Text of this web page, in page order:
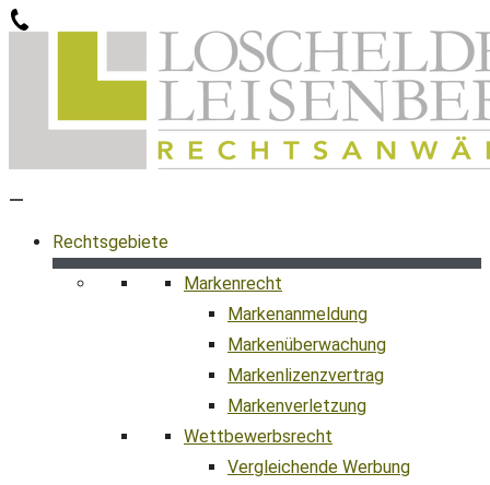
Zum
Rechtsgebiete
Markenrecht
Markenanmeldung
Markenüberwachung
Markenlizenzvertrag
Markenverletzung
Wettbewerbsrecht
Vergleichende Werbung